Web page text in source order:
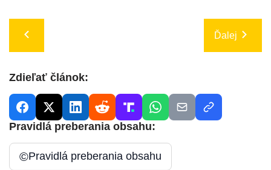
Ďalej
Zdieľať článok:
Pravidlá preberania obsahu:
©Pravidlá preberania obsahu